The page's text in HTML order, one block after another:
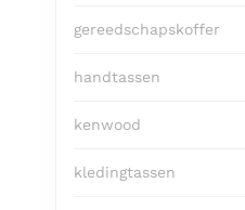
gereedschapskoffer
handtassen
kenwood
kledingtassen